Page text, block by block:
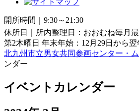
開所時間｜9:30～21:30
休所日｜所内整理日：おおむね毎月
第2木曜日 年末年始：12月29日から
北九州市立男女共同参画センター・
ンダー
イベントカレンダー